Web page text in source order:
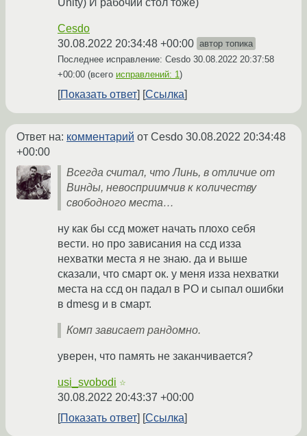
Unity) И рабочий стол тоже)
Cesdo
30.08.2022 20:34:48 +00:00 автор топика
Последнее исправление: Cesdo 30.08.2022 20:37:58
+00:00 (всего исправлений: 1)
Показать ответ Ссылка
Ответ на: комментарий от Cesdo 30.08.2022 20:34:48
+00:00
Всегда считал, что Линь, в отличие от
Винды, невосприимчив к количеству
свободного места…
ну как бы ссд может начать плохо себя
вести. но про зависания на ссд изза
нехватки места я не знаю. да и выше
сказали, что смарт ок. у меня изза нехватки
места на ссд он падал в РО и сыпал ошибки
в dmesg и в смарт.
Комп зависает рандомно.
уверен, что память не заканчивается?
usi_svobodi ☆
30.08.2022 20:43:37 +00:00
Показать ответ
Ссылка